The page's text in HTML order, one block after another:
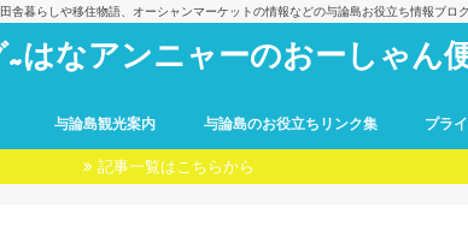
舎暮らしや移住物語、オーシャンマーケットの情報などの与論島お役立ち情報ブログ
はなアンニャーのおーしゃん
与論島観光案内 与論島のお役立ちリンク集 プラ
記事一覧はこちらから